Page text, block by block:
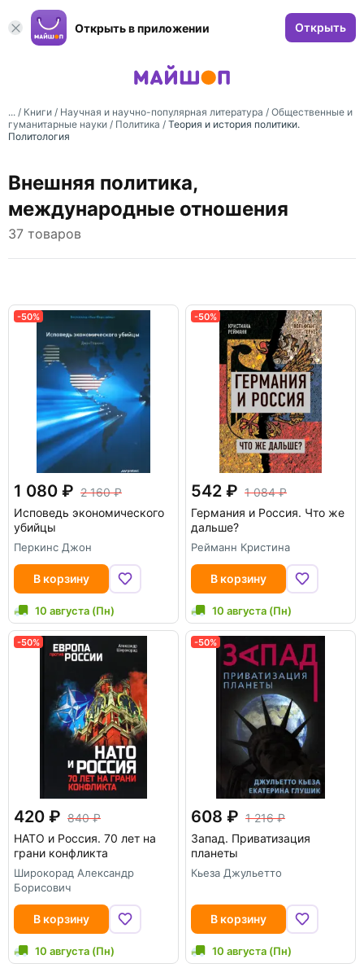
Открыть в приложении Открыть
... / Книги / Научная и научно-популярная литература / Общественные и
гуманитарные науки / Политика / Теория и история политики.
Политология
Внешняя политика,
международные отношения
37 товаров
-50%
1 080
2 160
Исповедь экономического
убийцы
Перкинс Джон
В корзину
10 августа (Пн)
-50%
542
1 084
Германия и Россия. Что же
дальше?
Рейманн Кристина
В корзину
10 августа (Пн)
-50%
420
840
НАТО и Россия. 70 лет на
грани конфликта
Широкорад Александр
Борисович
В корзину
10 августа (Пн)
-50%
608
1 216
Запад. Приватизация
планеты
Кьеза Джульетто
В корзину
10 августа (Пн)